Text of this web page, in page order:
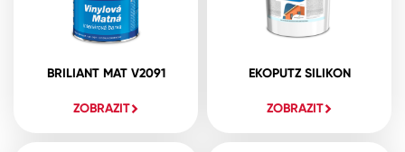
BRILIANT MAT V2091
ZOBRAZIT
EKOPUTZ SILIKON
ZOBRAZIT